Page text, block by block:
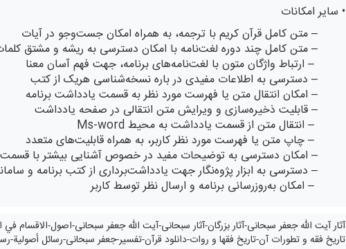
• سایر امکانات
– متن کامل قرآن کریم با ترجمه، به همراه امکان جست‌وجو در آیات
– متن کامل چند دوره لغت‌نامه با امکان دسترسی به ریشه و مشتق
– ارتباط واژگان متون با لغت‌نامه‌های برنامه، جهت فهم آسان معنا
– دسترسی به اطلاعات مفیدی در باره نسخه‌شناسی هریک از کتب
– امکان انتقال متن یا فهرست مورد نظر به قسمت یادداشت برنامه
– قابلیت ذخیره‌‌سازی و ویرایش متن انتقالی در صفحه یادداشت
– انتقال متن از قسمت یادداشت به محیط Ms-word
– چاپ متن یا فهرست مورد نظر کاربر، به همراه قابلیت‌های متعدد
– امکان دسترسی به توضیحات مفید در خصوص آشنایی بیشتر با
– دسترسی به ابزار پژوه‌نگار جهت یادداشت‌برداری از کتب برنامه و
– امکان به‌روزرسانی برنامه و ارسال نظر توسط کاربر
آثار آیت الله جعفر سبحانی-آثار بزرگان-آثار سبحانی-آیت الله جعفر سبحانی-اصول-الاقسام
تاريخ فقه و تطورات آن-تاريخ فقها و روات-دانلود قرآن-تفسیر-جعفر سبحانی-رسائل أصولية-